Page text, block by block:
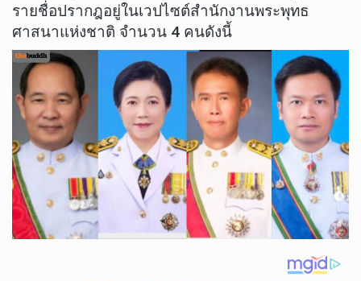
รายชื่อปรากฎอยู่ในเวปไซต์สำนักงานพระพุทธ
ศาสนาแห่งชาติ จำนวน 4 คนดังนี้